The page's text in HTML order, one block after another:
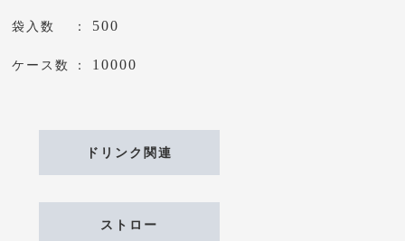
袋入数 500
ケース数 10000
ドリンク関連
ストロー